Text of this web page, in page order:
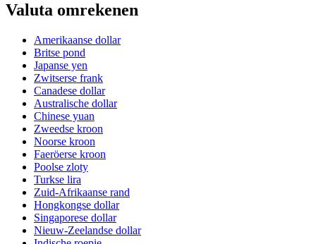
Valuta omrekenen
Amerikaanse dollar
Britse pond
Japanse yen
Zwitserse frank
Canadese dollar
Australische dollar
Chinese yuan
Zweedse kroon
Noorse kroon
Faeröerse kroon
Poolse zloty
Turkse lira
Zuid-Afrikaanse rand
Hongkongse dollar
Singaporese dollar
Nieuw-Zeelandse dollar